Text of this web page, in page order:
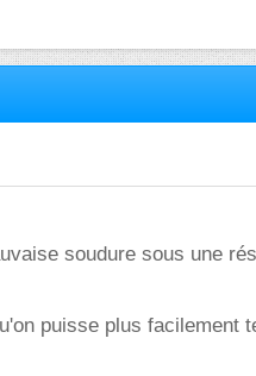
soudure sous une
puisse plus facilement